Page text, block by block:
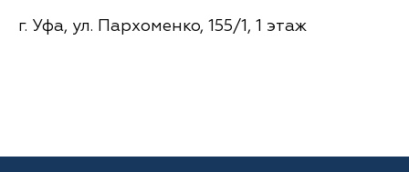
г. Уфа, ул. Пархоменко, 155/1, 1 этаж